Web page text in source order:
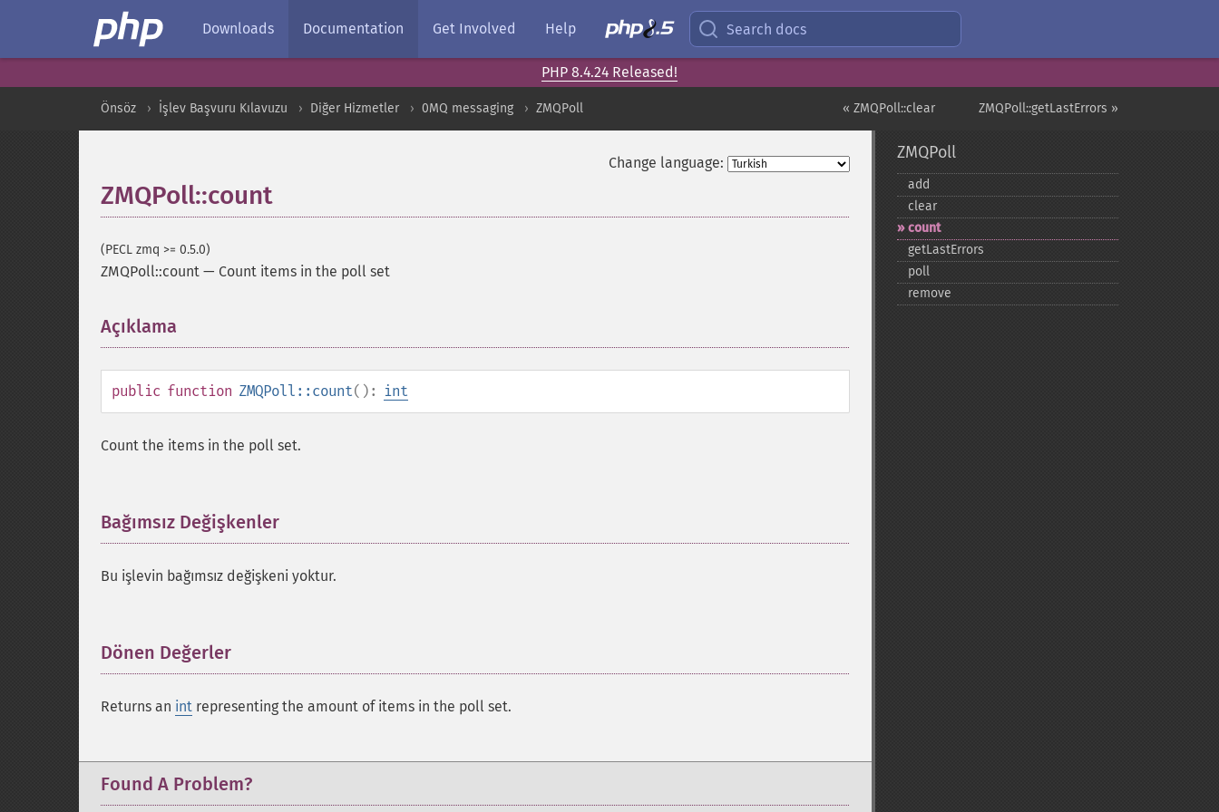
Downloads Documentation Get Involved Help Search docs
PHP 8.4.24 Released!
ZMQPoll::getLastErrors »
« ZMQPoll::clear
Önsöz İşlev Başvuru Kılavuzu Diğer Hizmetler 0MQ messaging ZMQPoll
Change language:
ZMQPoll::count
(PECL zmq >= 0.5.0)
ZMQPoll::count — Count items in the poll set
Açıklama
public function ZMQPoll::count(): int
Count the items in the poll set.
Bağımsız Değişkenler
Bu işlevin bağımsız değişkeni yoktur.
Dönen Değerler
Returns an int representing the amount of items in the poll set.
Found A Problem?
ZMQPoll
add
clear
count
getLastErrors
poll
remove